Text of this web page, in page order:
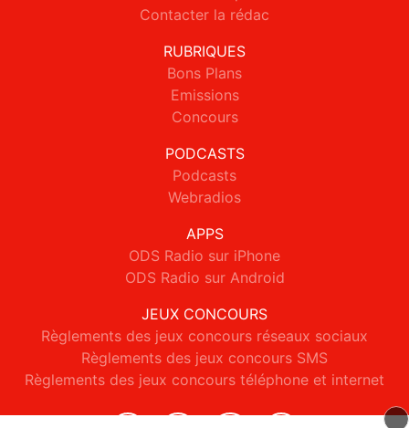
Contacter la rédac
RUBRIQUES
Bons Plans
Emissions
Concours
PODCASTS
Podcasts
Webradios
APPS
ODS Radio sur iPhone
ODS Radio sur Android
JEUX CONCOURS
Règlements des jeux concours réseaux sociaux
Règlements des jeux concours SMS
Règlements des jeux concours téléphone et internet